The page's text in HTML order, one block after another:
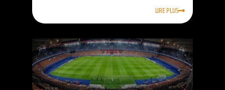
LIRE PLUS